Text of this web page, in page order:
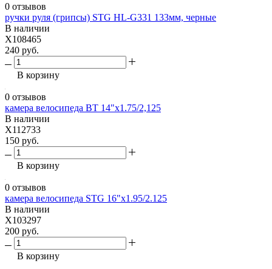
0 отзывов
ручки руля (грипсы) STG HL-G331 133мм, черные
В наличии
X108465
240 руб.
В корзину
0 отзывов
камера велосипеда BT 14"x1.75/2,125
В наличии
X112733
150 руб.
В корзину
0 отзывов
камера велосипеда STG 16"x1.95/2.125
В наличии
X103297
200 руб.
В корзину